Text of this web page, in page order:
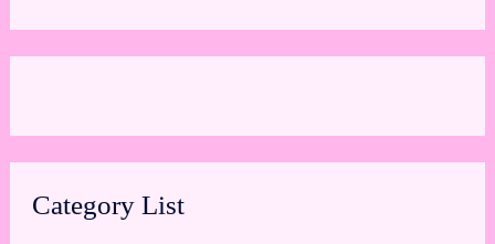
Category List